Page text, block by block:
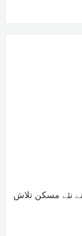
نے نئے مسکن تلاش